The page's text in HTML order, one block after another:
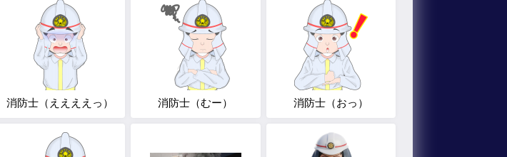
消防士（ええええっ） 消防士（むー） 消防士（おっ）